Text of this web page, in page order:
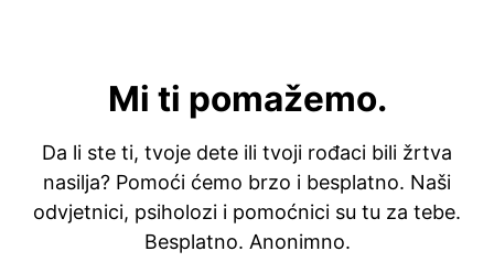
Mi ti pomažemo.
Da li ste ti, tvoje dete ili tvoji rođaci bili žrtva
nasilja? Pomoći ćemo brzo i besplatno. Naši
odvjetnici, psiholozi i pomoćnici su tu za tebe.
Besplatno. Anonimno.